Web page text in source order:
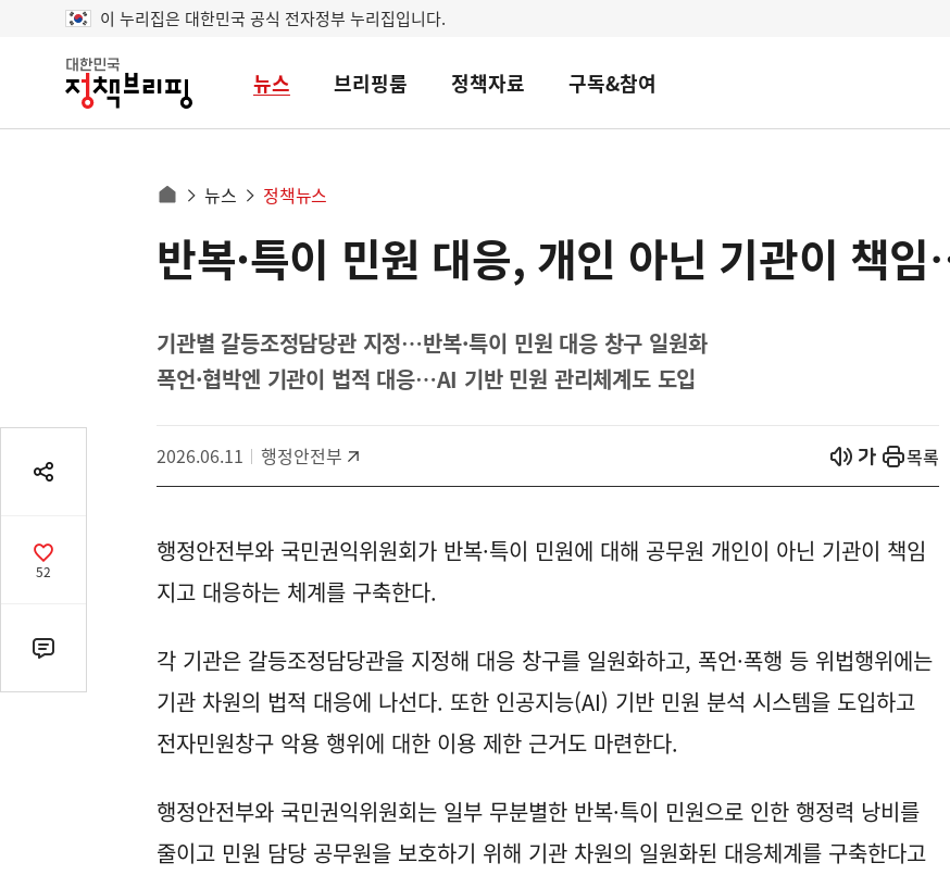
이 누리집은 대한민국 공식 전자정부 누리집입니다.
대
민
뉴스 브리핑룸 정책자료 구독&참여
으
로
뉴스 정책뉴스
공
기
공
감
52
댓
글
반복·특이 민원 대응, 개인 아닌 기관이 책
기관별 갈등조정담당관 지정…반복·특이 민원 대응 창구 일원화
폭언·협박엔 기관이 법적 대응…AI 기반 민원 관리체계도 도입
2026.06.11 행정안전부 열기열기 목록
행정안전부와 국민권익위원회가 반복·특이 민원에 대해 공무원 개인이 아닌 기관이 책임
지고 대응하는 체계를 구축한다.
각 기관은 갈등조정담당관을 지정해 대응 창구를 일원화하고, 폭언·폭행 등 위법행위에는
기관 차원의 법적 대응에 나선다. 또한 인공지능(AI) 기반 민원 분석 시스템을 도입하고
전자민원창구 악용 행위에 대한 이용 제한 근거도 마련한다.
행정안전부와 국민권익위원회는 일부 무분별한 반복·특이 민원으로 인한 행정력 낭비를
줄이고 민원 담당 공무원을 보호하기 위해 기관 차원의 일원화된 대응체계를 구축한다고